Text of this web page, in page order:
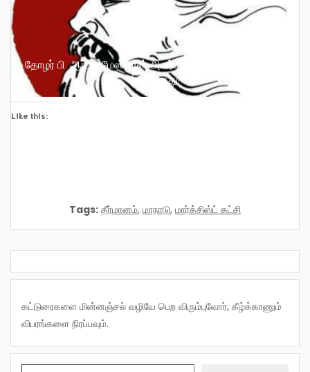
தோழர் பி. ஆர். பரமேஸ்வரன் அவர்கள் அர்ப்பணிப்பு அளவிட
இயலாதது!
Like this:
Tags: தீர்மானம், மாநாடு, மார்க்சிஸ்ட் கட்சி
கட்டுரைகளை மின்னஞ்சல் வழியே பெற விரும்புவோர், கீழ்க்காணும்
விபரங்களை நிரப்பவும்.
Type your email…